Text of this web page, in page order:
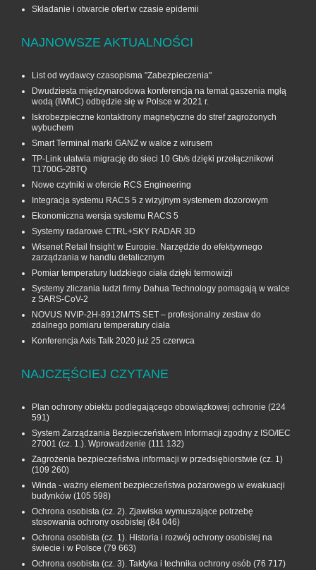
Składanie i otwarcie ofert w czasie epidemii
NAJNOWSZE AKTUALNOŚCI
List od wydawcy czasopisma "Zabezpieczenia"
Dwudziesta międzynarodowa konferencja na temat gaszenia mgłą
wodą (IWMC) odbędzie się w Polsce w 2021 r.
Iskrobezpieczne kontaktrony magnetyczne do stref zagrożonych
wybuchem
Smart Terminal marki GANZ w walce z wirusem
TP-Link ułatwia migrację do sieci 10 Gb/s dzięki przełącznikowi
T1700G‑28TQ
Nowe czytniki w ofercie RCS Engineering
Integracja systemu RACS 5 z wizyjnym systemem dozorowym
Ekonomiczna wersja systemu RACS 5
Systemy radarowe CTRL+SKY RADAR 3D
Wisenet Retail Insight w Europie. Narzędzie do efektywnego
zarządzania w handlu detalicznym
Pomiar temperatury ludzkiego ciała dzięki termowizji
Systemy zliczania ludzi firmy Dahua Technology pomagają w walce
z SARS-CoV-2
NOVUS NVIP-2H-8912M/TS SET – profesjonalny zestaw do
zdalnego pomiaru temperatury ciała
Konferencja Axis Talk 2020 już 25 czerwca
NAJCZĘŚCIEJ CZYTANE
Plan ochrony obiektu podlegającego obowiązkowej ochronie (224
591)
System Zarządzania Bezpieczeństwem Informacji zgodny z ISO/IEC
27001 (cz. 1.). Wprowadzenie (111 132)
Zagrożenia bezpieczeństwa informacji w przedsiębiorstwie (cz. 1)
(109 260)
Winda - ważny element bezpieczeństwa pożarowego w ewakuacji
budynków (105 598)
Ochrona osobista (cz. 2). Zjawiska wymuszające potrzebę
stosowania ochrony osobistej (84 046)
Ochrona osobista (cz. 1). Historia i rozwój ochrony osobistej na
świecie i w Polsce (79 663)
Ochrona osobista (cz. 3). Taktyka i technika ochrony osób (76 717)